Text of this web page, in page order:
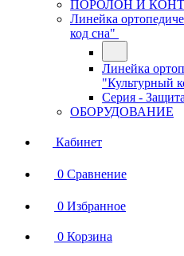
ПОРОЛОН И
Линейка
код сна"
Линейка
"Культурный
Серия -
ОБОРУДОВАНИЕ
Кабинет
0 Сравнение
0 Избранное
0 Корзина